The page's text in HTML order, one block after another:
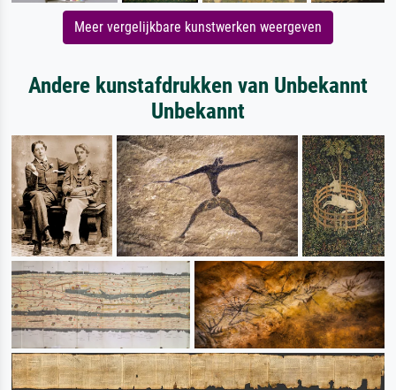
Meer vergelijkbare kunstwerken weergeven
Andere kunstafdrukken van Unbekannt
Unbekannt